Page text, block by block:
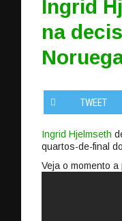
Ingrid
na
TWEET
Ingrid Hjelmseth
quartos-de-final
Veja o momento